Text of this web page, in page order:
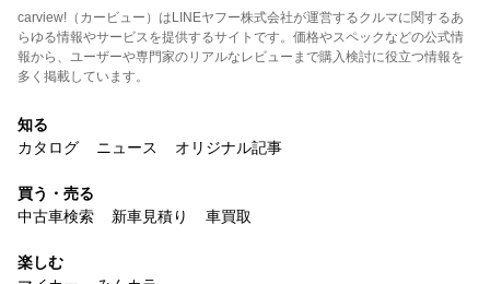
carview!（カービュー）はLINEヤフー株式会社が運営するクルマに関するあ
らゆる情報やサービスを提供するサイトです。価格やスペックなどの公式情
報から、ユーザーや専門家のリアルなレビューまで購入検討に役立つ情報を
多く掲載しています。
知る
カタログ
ニュース オリジナル記事
買う・売る
中古車検索
新車見積り 車買取
楽しむ